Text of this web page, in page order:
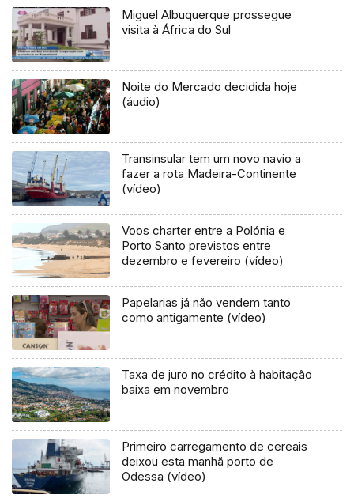
Miguel Albuquerque prossegue
visita à África do Sul
Noite do Mercado decidida hoje
(áudio)
Transinsular tem um novo navio a
fazer a rota Madeira-Continente
(vídeo)
Voos charter entre a Polónia e
Porto Santo previstos entre
dezembro e fevereiro (vídeo)
Papelarias já não vendem tanto
como antigamente (vídeo)
Taxa de juro no crédito à habitação
baixa em novembro
Primeiro carregamento de cereais
deixou esta manhã porto de
Odessa (vídeo)